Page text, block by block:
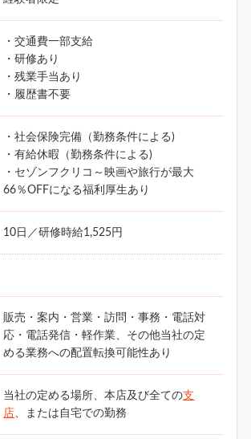
・交通費一部支給
・研修あり
・残業手当あり
・履歴書不要
・社会保険完備（勤務条件による)
・有給休暇（勤務条件による)
・セゾンフクリコ～映画や旅行が最大
66％OFFになる福利厚生あり
10日／研修時給1,525円
販売・案内・営業・訪問・事務・電話対
応・電話発信・軽作業、その他当社の定
める業務への配置転換可能性あり
当社の定める場所、本店及び全ての支
店、または自宅での勤務